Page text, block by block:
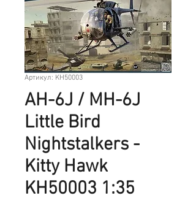
Артикул: KH50003
AH-6J / MH-6J
Little Bird
Nightstalkers -
Kitty Hawk
KH50003 1:35